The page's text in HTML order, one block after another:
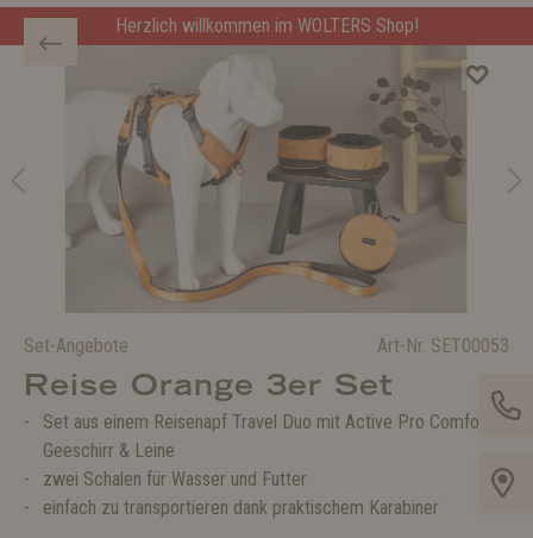
Herzlich willkommen im WOLTERS Shop!
Set-Angebote Art-Nr. SET00053
Reise Orange 3er Set
Set aus einem Reisenapf Travel Duo mit Active Pro Comfort
Geeschirr & Leine
zwei Schalen für Wasser und Futter
einfach zu transportieren dank praktischem Karabiner